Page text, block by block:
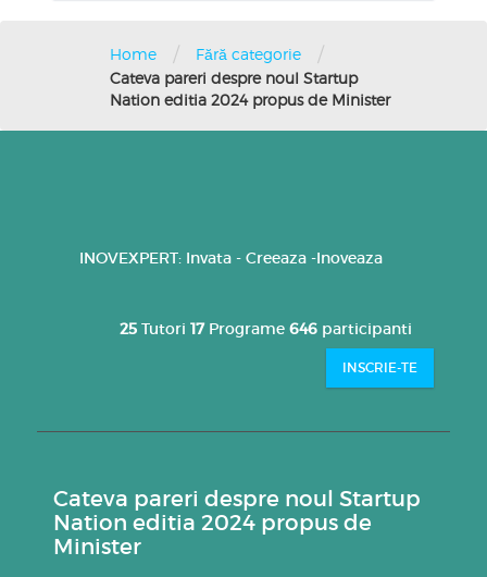
Home / Fără categorie /
Cateva pareri despre noul Startup
Nation editia 2024 propus de Minister
INOVEXPERT: Invata - Creeaza -Inoveaza
25 Tutori17 Programe646 participanti
INSCRIE-TE
Cateva pareri despre noul Startup
Nation editia 2024 propus de
Minister